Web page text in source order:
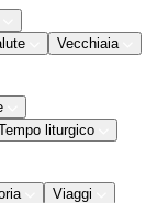
Vecchiaia
liturgico
Viaggi